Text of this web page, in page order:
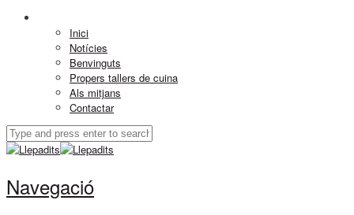
Inici
Notícies
Benvinguts
Propers tallers de cuina
Als mitjans
Contactar
Navegació